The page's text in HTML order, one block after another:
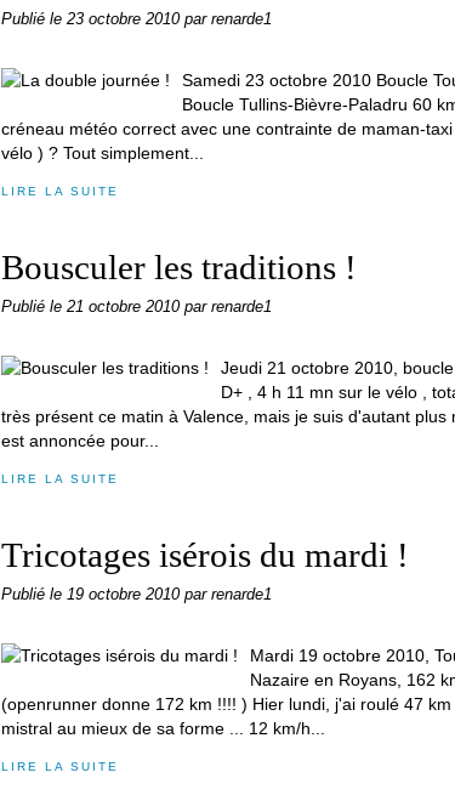
Publié le 23 octobre 2010 par renarde1
Samedi 23 octobre 2010 Boucle
Boucle Tullins-Bièvre-Paladru 60
créneau météo correct avec une contrainte de maman-
vélo ) ? Tout simplement...
LIRE LA SUITE
Bousculer les traditions !
Publié le 21 octobre 2010 par renarde1
Jeudi 21 octobre 2010,
D+ , 4 h 11 mn sur le vélo ,
très présent ce matin à Valence, mais je suis d'autant
est annoncée pour...
LIRE LA SUITE
Tricotages isérois du mardi !
Publié le 19 octobre 2010 par renarde1
Mardi 19 octobre 2010,
Nazaire en Royans, 162
(openrunner donne 172 km !!!! ) Hier lundi, j'ai roulé 47
mistral au mieux de sa forme ... 12 km/h...
LIRE LA SUITE